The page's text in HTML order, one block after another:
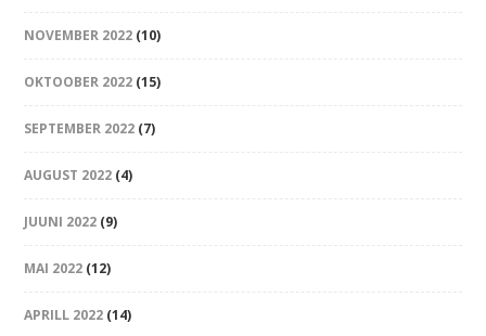
NOVEMBER 2022 (10)
OKTOOBER 2022 (15)
SEPTEMBER 2022 (7)
AUGUST 2022 (4)
JUUNI 2022 (9)
MAI 2022 (12)
APRILL 2022 (14)